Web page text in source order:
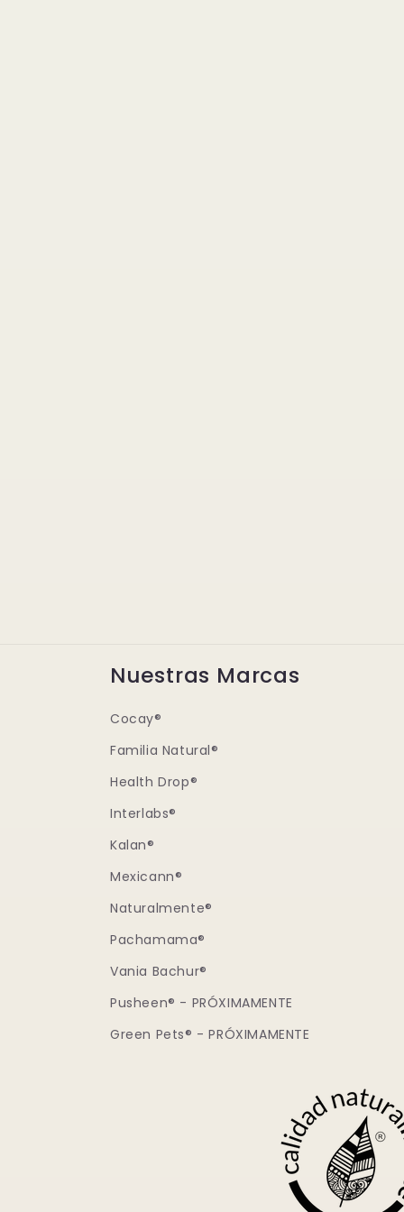
Nuestras Marcas
Cocay®
Familia Natural®
Health Drop®
Interlabs®
Kalan®
Mexicann®
Naturalmente®
Pachamama®
Vania Bachur®
Pusheen® - PRÓXIMAMENTE
Green Pets® - PRÓXIMAMENTE